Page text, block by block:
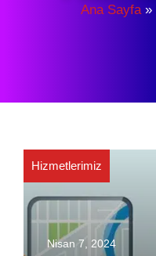
Ana Sayfa»
Hizmetlerimiz
Nisan 7, 2024